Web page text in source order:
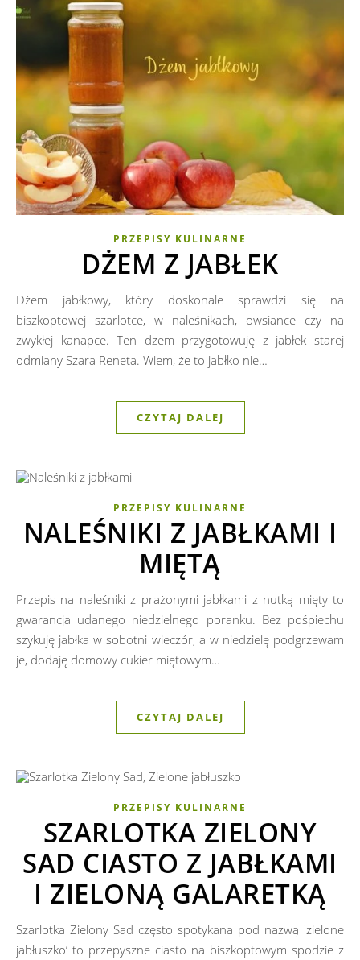
PRZEPISY KULINARNE
DŻEM Z JABŁEK
Dżem jabłkowy, który doskonale sprawdzi się na
biszkoptowej szarlotce, w naleśnikach, owsiance czy na
zwykłej kanapce. Ten dżem przygotowuję z jabłek starej
odmiany Szara Reneta. Wiem, że to jabłko nie…
CZYTAJ DALEJ
PRZEPISY KULINARNE
NALEŚNIKI Z JABŁKAMI I
MIĘTĄ
Przepis na naleśniki z prażonymi jabłkami z nutką mięty to
gwarancja udanego niedzielnego poranku. Bez pośpiechu
szykuję jabłka w sobotni wieczór, a w niedzielę podgrzewam
je, dodaję domowy cukier miętowym…
CZYTAJ DALEJ
PRZEPISY KULINARNE
SZARLOTKA ZIELONY
SAD CIASTO Z JABŁKAMI
I ZIELONĄ GALARETKĄ
Szarlotka Zielony Sad często spotykana pod nazwą 'zielone
jabłuszko’ to przepyszne ciasto na biszkoptowym spodzie z